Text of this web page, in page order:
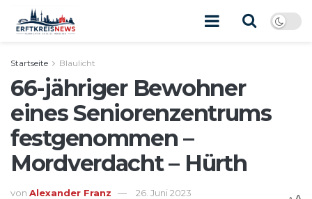
Startseite Blaulicht
66-jähriger Bewohner
eines Seniorenzentrums
festgenommen –
Mordverdacht – Hürth
von Alexander Franz
26. Juni 2023